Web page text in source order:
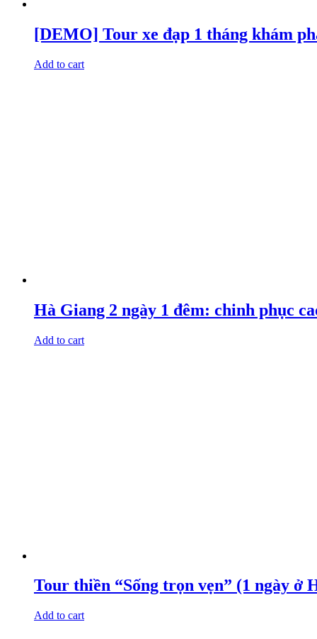
[DEMO] Tour xe đạp 1 tháng khám
Add to cart
Hà Giang 2 ngày 1 đêm: chinh phục
Add to cart
Tour thiền “Sống trọn vẹn” (1 ngày ở
Add to cart